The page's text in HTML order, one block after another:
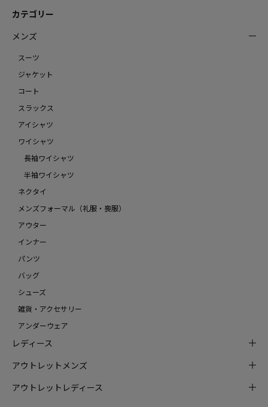
カテゴリー
メンズ
スーツ
ジャケット
コート
スラックス
アイシャツ
ワイシャツ
長袖ワイシャツ
半袖ワイシャツ
ネクタイ
メンズフォーマル（礼服・喪服）
アウター
インナー
パンツ
バッグ
シューズ
雑貨・アクセサリー
アンダーウェア
レディース
アウトレットメンズ
アウトレットレディース